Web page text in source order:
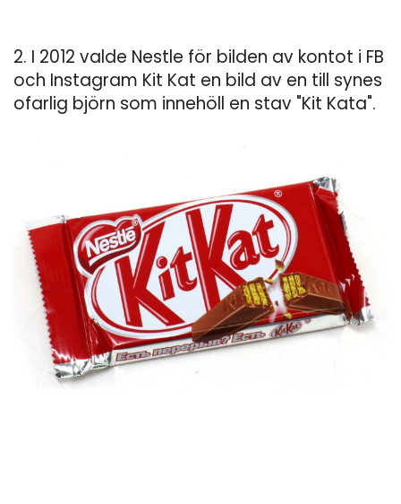
2. I 2012 valde Nestle för bilden av kontot i FB
och Instagram Kit Kat en bild av en till synes
ofarlig björn som innehöll en stav "Kit Kata".